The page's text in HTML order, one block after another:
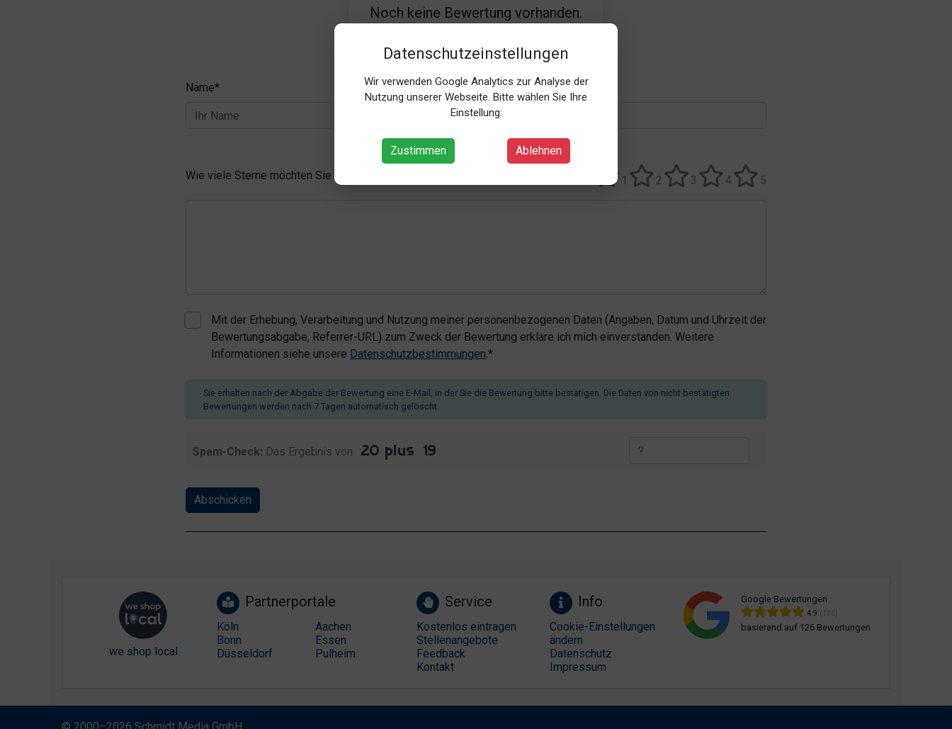
Datenschutzeinstellungen
Wir verwenden Google Analytics zur Analyse der
Nutzung unserer Webseite. Bitte wählen Sie Ihre
Einstellung:
Zustimmen Ablehnen
Noch keine Bewertung vorhanden.
Name* E-Mail*
Wie viele Sterne möchten Sie vergeben?* 5
4
3
2
1
Mit der Erhebung, Verarbeitung und Nutzung meiner personenbezogenen Daten (Angaben, Datum und Uhrzeit der
Bewertungsabgabe, Referrer-URL) zum Zweck der Bewertung erkläre ich mich einverstanden. Weitere
Informationen siehe unsere Datenschutzbestimmungen.*
Sie erhalten nach der Abgabe der Bewertung eine E-Mail, in der Sie die Bewertung bitte bestätigen. Die Daten von nicht bestätigten
Bewertungen werden nach 7 Tagen automatisch gelöscht.
Spam-Check: Das Ergebnis von
Abschicken
we shop local
Partnerportale
Köln
Bonn
Düsseldorf
Aachen
Essen
Pulheim
Service
Kostenlos eintragen
Stellenangebote
Feedback
Kontakt
Info
Cookie-Einstellungen
ändern
Datenschutz
Impressum
Google Bewertungen
4.9 (126)
basierend auf 126 Bewertungen